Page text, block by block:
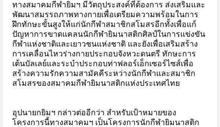
ทางสมาคมกีฬายิมฯ มีวัตถุประสงค์ที่ต้องการ ส่งเสริมและ
พัฒนาสมรรถภาพทางกายเพื่อเตรียมความพร้อมในการ
ฝึกทักษะขั้นสูงให้แก่นักกีฬาสมาชิกสโมสรอีกทั้งเพื่อแก้
ปัญหาการขาดแคลนนักกีฬายิมนาสติกศิลป์ในการแข่งขัน
กีฬาแห่งชาติและเยาวชนแห่งชาติ และยังเพื่อเสริมสร้าง
การเคลื่อนไหวร่างกายประกอบจังหวะดนตรี ทักษะการ
เต้นบัลเลย์และระบำประกอบท่าฟลอร์เอ็กเซอร์ไซส์เพื่อ
สร้างความรักความสามัคคีระหว่างนักกีฬาและสมาชิก
สโมสรของสมาคมกีฬายิมนาสติกแห่งประเทศไทย
อุปนายกยิมฯ กล่าวต่ออีกว่า สำหรับเป้าหมายของ
โครงการนี้ทางสมาคมฯ เป็นโครงการนักกีฬายิมนาสติก